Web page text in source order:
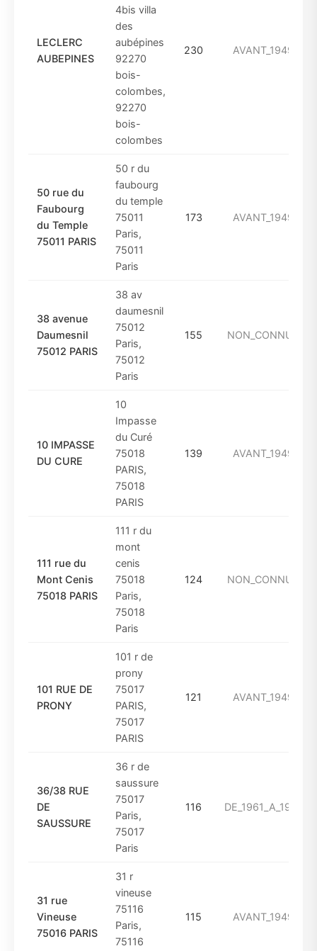
LECLERC
AUBEPINES
4bis villa
des
aubépines
92270
bois-
colombes,
92270
bois-
colombes
230 AVANT_1949
50 rue du
Faubourg
du Temple
75011 PARIS
50 r du
faubourg
du temple
75011
Paris,
75011
Paris
173 AVANT_1949
38 avenue
Daumesnil
75012 PARIS
38 av
daumesnil
75012
Paris,
75012
Paris
155 NON_CONNUE
10 IMPASSE
DU CURE
10
Impasse
du Curé
75018
PARIS,
75018
PARIS
139 AVANT_1949
111 rue du
Mont Cenis
75018 PARIS
111 r du
mont
cenis
75018
Paris,
75018
Paris
124 NON_CONNUE
101 RUE DE
PRONY
101 r de
prony
75017
PARIS,
75017
PARIS
121 AVANT_1949
36/38 RUE
DE
SAUSSURE
36 r de
saussure
75017
Paris,
75017
Paris
116 DE_1961_A_1974
31 rue
Vineuse
75016 PARIS
31 r
vineuse
75116
Paris,
75116
115 AVANT_1949